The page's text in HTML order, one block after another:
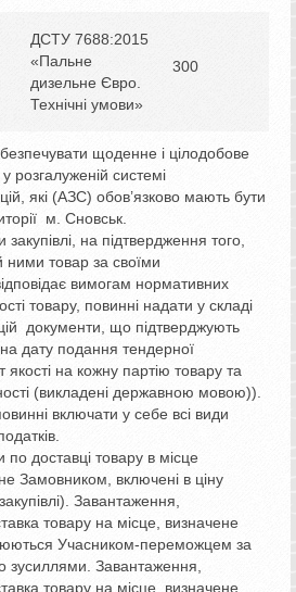
ДСТУ 7688:2015
«Пальне
дизельне Євро.
Технічні умови»
300
щоденне і цілодобове
розгалуженій системі
які (АЗС) обов’язково мають бути
м. Сновськ.
на підтвердження того,
товар за своїми
вимогам нормативних
товару, повинні надати у складі
документи, що підтверджують
на дату подання тендерної
якості на кожну партію товару та
(викладені державною мовою)).
включати у себе всі види
по доставці товару в місце
Замовником, включені в ціну
Завантаження,
товару на місце, визначене
Учасником-переможцем за
зусиллями. Завантаження,
товару на місце, визначене